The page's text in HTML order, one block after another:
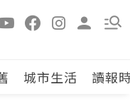
城市生活 讀報